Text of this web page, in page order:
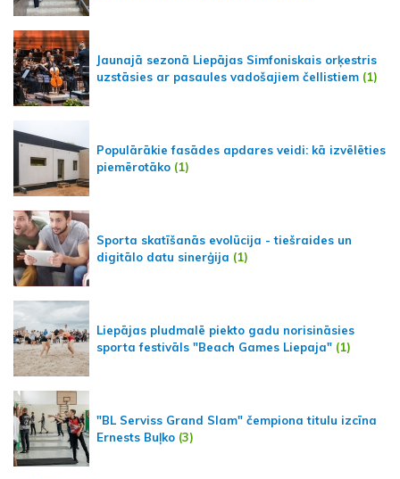
Jaunajā sezonā Liepājas Simfoniskais orķestris
uzstāsies ar pasaules vadošajiem čellistiem (1)
Populārākie fasādes apdares veidi: kā izvēlēties
piemērotāko (1)
Sporta skatīšanās evolūcija - tiešraides un
digitālo datu sinerģija (1)
Liepājas pludmalē piekto gadu norisināsies
sporta festivāls "Beach Games Liepaja" (1)
"BL Serviss Grand Slam" čempiona titulu izcīna
Ernests Buļko (3)